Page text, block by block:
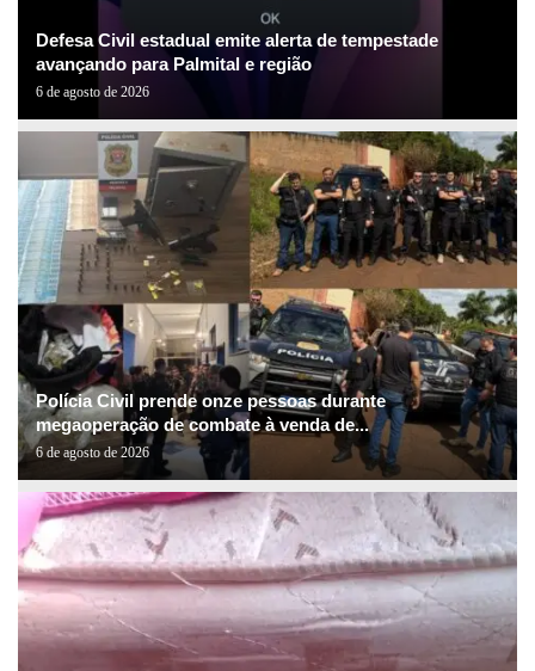
Defesa Civil estadual emite alerta de tempestade
avançando para Palmital e região
6 de agosto de 2026
Polícia Civil prende onze pessoas durante
megaoperação de combate à venda de...
6 de agosto de 2026